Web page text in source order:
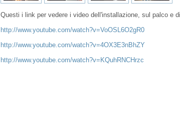
Questi i link per vedere i video dell'installazione, sul palco e
http://www.youtube.com/watch?v=VoOSL6O2gR0
http://www.youtube.com/watch?v=4OX3E3nBhZY
http://www.youtube.com/watch?v=KQuhRNCHrzc